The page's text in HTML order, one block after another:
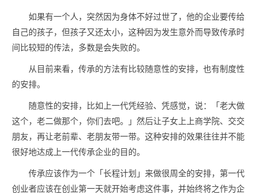
如果有一个人，突然因为身体不好过世了，他的企业要传给
自己的孩子，但孩子又还太小，这种因为发生意外而导致传承时
间比较短的传法，多数是会失败的。
从目前来看，传承的方法有比较随意性的安排，也有制度性
的安排。
随意性的安排，比如上一代凭经验、凭感觉，说：「老大做
这个，老二做那个，你们去吧。」然后让子女上上商学院、交交
朋友，再让老前辈、老朋友带一带。这种安排的效果往往并不能
很好地达成上一代传承企业的目的。
传承应该作为一个「长程计划」来做很周全的安排，第一代
创业者应该在创业第一天就开始考虑这件事，并始终将之作为企